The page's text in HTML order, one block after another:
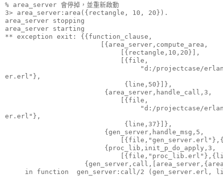
% area_server 會停掉，並重新啟動
3> area_server:area({rectangle, 10, 20}).
area_server stopping
area_server starting
** exception exit: {{function_clause,
                        [{area_server,compute_area,
                             [{rectangle,10,20}],
                             [{file,
"d:/projectcase/
er.erl"},
                              {line,50}]},
                         {area_server,handle_call,3,
                             [{file,
"d:/projectcase/
er.erl"},
                              {line,37}]},
                         {gen_server,handle_msg,5,
                         {proc_lib,init_p_do_apply,3,
in function  gen_server:call/2 (gen_server.erl,